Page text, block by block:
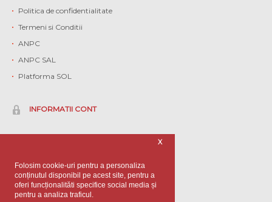
Folosim cookie-uri pentru a personaliza
conținutul disponibil pe acest site, pentru a
oferi funcționalităti specifice social media și
pentru a analiza traficul.
X
Politica de confidentialitate
Termeni si Conditii
ANPC
ANPC SAL
Platforma SOL
INFORMATII CONT
Contact
Informatii client